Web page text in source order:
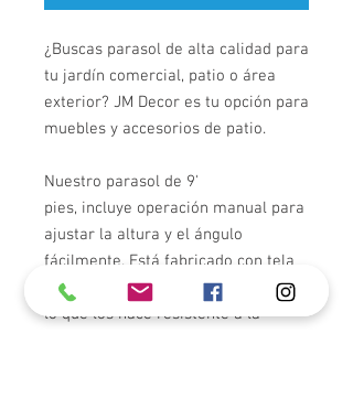
¿Buscas parasol de alta calidad para
tu jardín comercial, patio o área
exterior? JM Decor es tu opción para
muebles y accesorios de patio.
Nuestro parasol de 9'
pies, incluye operación manual para
ajustar la altura y el ángulo
fácilmente. Está fabricado con tela
de poliéster y recubrimiento de PU,
lo que los hace resistente a la